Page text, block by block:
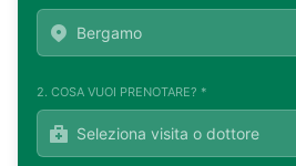
2. COSA VUOI PRENOTARE? *